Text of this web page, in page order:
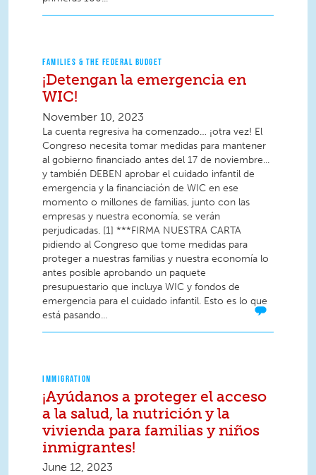
FAMILIES & THE FEDERAL BUDGET
¡Detengan la emergencia en
WIC!
November 10, 2023
La cuenta regresiva ha comenzado… ¡otra vez! El
Congreso necesita tomar medidas para mantener
al gobierno financiado antes del 17 de noviembre...
y también DEBEN aprobar el cuidado infantil de
emergencia y la financiación de WIC en ese
momento o millones de familias, junto con las
empresas y nuestra economía, se verán
perjudicadas. [1] ***FIRMA NUESTRA CARTA
pidiendo al Congreso que tome medidas para
proteger a nuestras familias y nuestra economía lo
antes posible aprobando un paquete
presupuestario que incluya WIC y fondos de
emergencia para el cuidado infantil. Esto es lo que
está pasando...
IMMIGRATION
¡Ayúdanos a proteger el acceso
a la salud, la nutrición y la
vivienda para familias y niños
inmigrantes!
June 12, 2023